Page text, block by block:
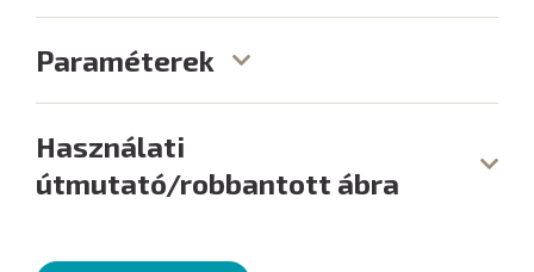
Paraméterek
Használati
útmutató/robbantott ábra